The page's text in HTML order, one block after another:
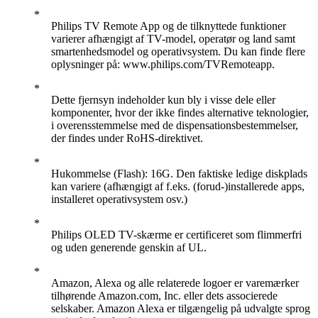
Philips TV Remote App og de tilknyttede funktioner
varierer afhængigt af TV-model, operatør og land samt
smartenhedsmodel og operativsystem. Du kan finde flere
oplysninger på: www.philips.com/TVRemoteapp.
Dette fjernsyn indeholder kun bly i visse dele eller
komponenter, hvor der ikke findes alternative teknologier,
i overensstemmelse med de dispensationsbestemmelser,
der findes under RoHS-direktivet.
Hukommelse (Flash): 16G. Den faktiske ledige diskplads
kan variere (afhængigt af f.eks. (forud-)installerede apps,
installeret operativsystem osv.)
Philips OLED TV-skærme er certificeret som flimmerfri
og uden generende genskin af UL.
Amazon, Alexa og alle relaterede logoer er varemærker
tilhørende Amazon.com, Inc. eller dets associerede
selskaber. Amazon Alexa er tilgængelig på udvalgte sprog